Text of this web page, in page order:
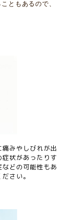
ともあるので、
みやしびれが出
状があったりす
どの可能性もあ
さい。